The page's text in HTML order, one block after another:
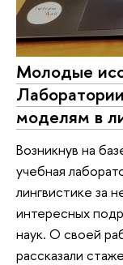
Молодые
моделям в
Возникнув на
учебная
лингвистике за
интересных
наук. О своей
рассказали